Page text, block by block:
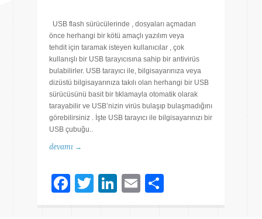
USB flash sürücülerinde , dosyaları açmadan
önce herhangi bir kötü amaçlı yazılım veya
tehdit için taramak isteyen kullanıcılar , çok
kullanışlı bir USB tarayıcısına sahip bir antivirüs
bulabilirler. USB tarayıcı ile, bilgisayarınıza veya
dizüstü bilgisayarınıza takılı olan herhangi bir USB
sürücüsünü basit bir tıklamayla otomatik olarak
tarayabilir ve USB’nizin virüs bulaşıp bulaşmadığını
görebilirsiniz . İşte USB tarayıcı ile bilgisayarınızı bir
USB çubuğu..
devamı →
Facebook
TwitterLinkedIn
Email